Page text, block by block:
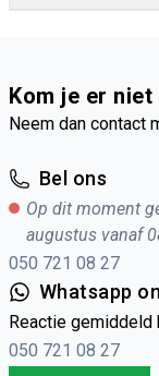
Kom je er
Neem dan contact
Bel ons
Op dit moment
augustus vanaf
050 721 08 27
Whatsapp
Reactie gemiddeld
050 721 08 27